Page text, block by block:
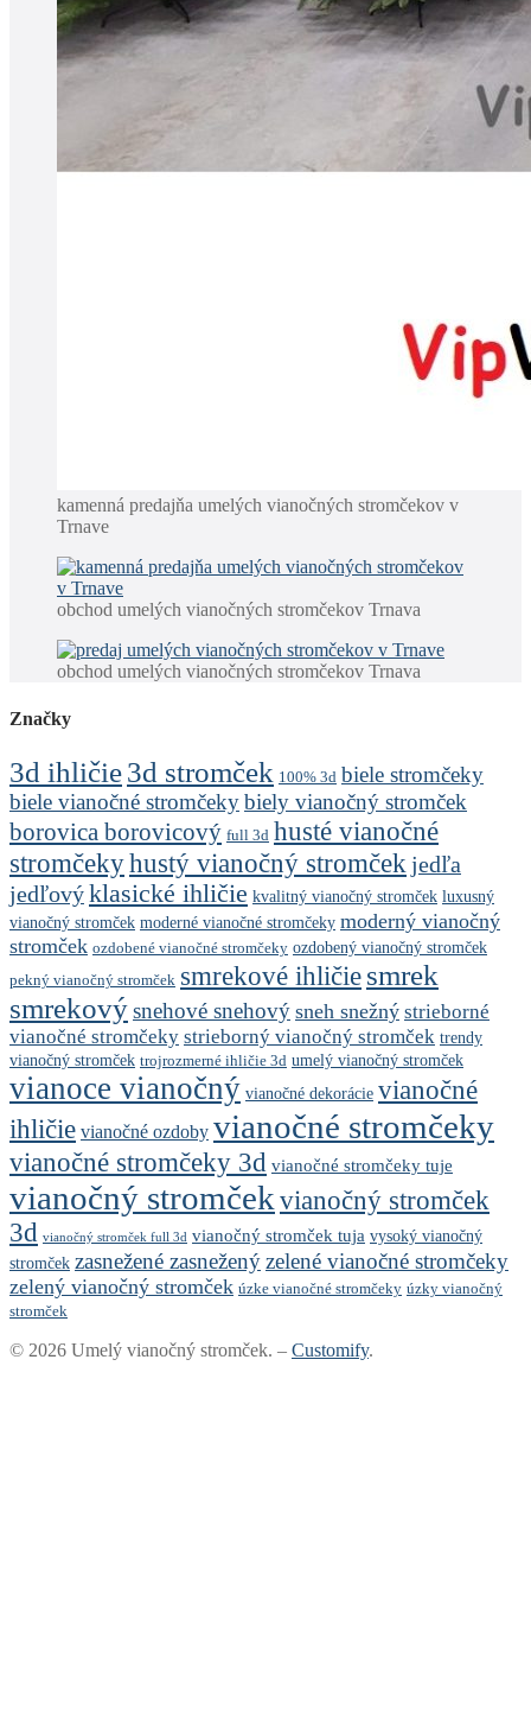
kamenná predajňa umelých vianočných stromčekov v
Trnave
obchod umelých vianočných stromčekov Trnava
obchod umelých vianočných stromčekov Trnava
Značky
3d ihličie3d stromček 100% 3d biele stromčeky
biele vianočné stromčekybiely vianočný stromček
borovica borovicový full 3d husté vianočné
stromčekyhustý vianočný stromček jedľa
jedľovýklasické ihličie kvalitný vianočný stromček luxusný
vianočný stromček moderné vianočné stromčeky moderný vianočný
stromček ozdobené vianočné stromčeky ozdobený vianočný stromček
pekný vianočný stromček smrekové ihličie smrek
smrekovýsnehové snehový sneh snežný strieborné
vianočné stromčeky strieborný vianočný stromček trendy
vianočný stromček trojrozmerné ihličie 3d umelý vianočný stromček
vianoce vianočný vianočné dekorácie vianočné
ihličie vianočné ozdoby vianočné stromčeky
vianočné stromčeky 3d vianočné stromčeky tuje
vianočný stromček vianočný stromček
3d vianočný stromček full 3d vianočný stromček tuja vysoký vianočný
stromček zasnežené zasneženýzelené vianočné stromčeky
zelený vianočný stromček úzke vianočné stromčeky úzky vianočný
stromček
© 2026 Umelý vianočný stromček. – Customify.